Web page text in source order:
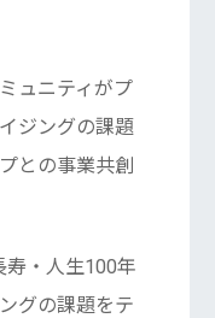
ュニティがプ
ジングの課題
との事業共創
寿・人生100年
グの課題をテ